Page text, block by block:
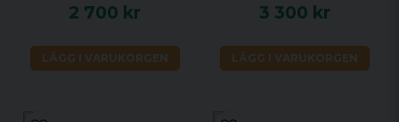
2 700 kr
LÄGG I VARUKORGEN
3 300 kr
LÄGG I VARUKORGEN